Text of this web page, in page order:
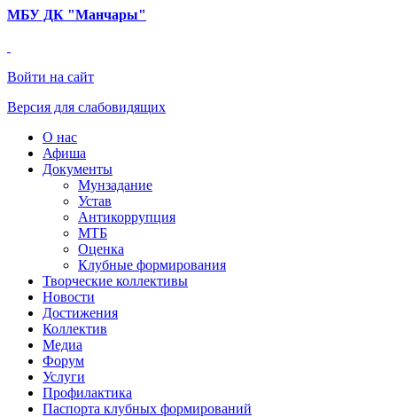
МБУ ДК "Манчары"
Войти на сайт
Версия для слабовидящих
О нас
Афиша
Документы
Мунзадание
Устав
Антикоррупция
МТБ
Оценка
Клубные формирования
Творческие коллективы
Новости
Достижения
Коллектив
Медиа
Форум
Услуги
Профилактика
Паспорта клубных формирований